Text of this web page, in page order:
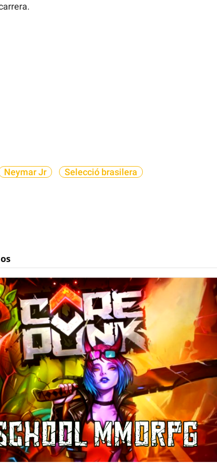
Neymar Jr Selecció brasilera